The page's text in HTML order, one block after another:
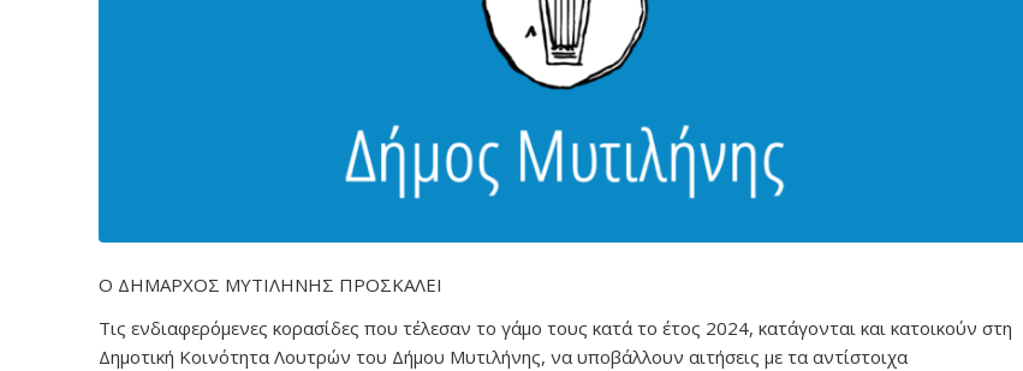
Ο ΔΗΜΑΡΧΟΣ ΜΥΤΙΛΗΝΗΣ ΠΡΟΣΚΑΛΕΙ
Τις ενδιαφερόμενες κορασίδες που τέλεσαν το γάμο τους κατά το έτος 2024, κατάγονται και κατοικούν στη
Δημοτική Κοινότητα Λουτρών του Δήμου Μυτιλήνης, να υποβάλλουν αιτήσεις με τα αντίστοιχα